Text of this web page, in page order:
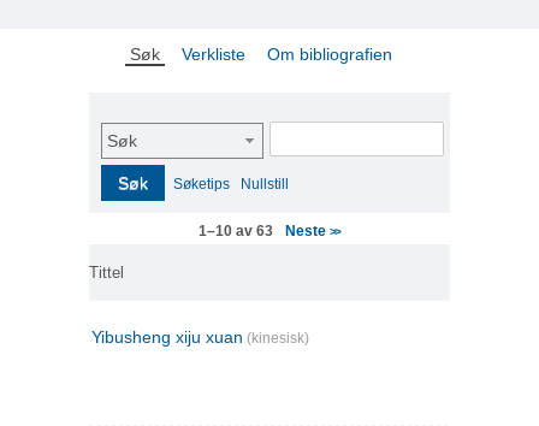
Søk Verkliste Om bibliografien
Søk
Søk Søketips Nullstill
1–10 av 63 Neste>>
Tittel
Yibusheng xiju xuan (kinesisk)